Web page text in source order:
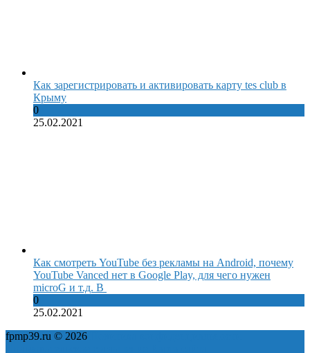
Как зарегистрировать и активировать карту tes club в
Крыму
0
25.02.2021
Как смотреть YouTube без рекламы на Android, почему
YouTube Vanced нет в Google Play, для чего нужен
microG и т.д. В
0
25.02.2021
fpmp39.ru © 2026